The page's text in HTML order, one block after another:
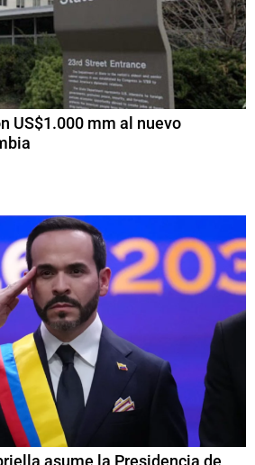
US$1.000 mm al nuevo